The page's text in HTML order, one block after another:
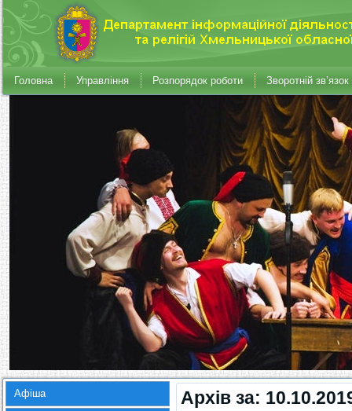
Головна Управління Розпорядок роботи Зворотній зв’язок
Афіша Архів за: